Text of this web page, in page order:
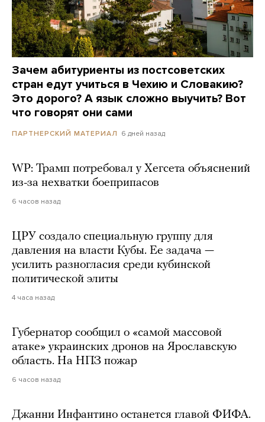
Зачем абитуриенты из постсоветских
стран едут учиться в Чехию и Словакию?
Это дорого? А язык сложно выучить? Вот
что говорят они сами
ПАРТНЕРСКИЙ МАТЕРИАЛ 6 дней назад
WP: Трамп потребовал у Хегсета объяснений
из-за нехватки боеприпасов
6 часов назад
ЦРУ создало специальную группу для
давления на власти Кубы. Ее задача —
усилить разногласия среди кубинской
политической элиты
4 часа назад
Губернатор сообщил о «самой массовой
атаке» украинских дронов на Ярославскую
область. На НПЗ пожар
6 часов назад
Джанни Инфантино останется главой ФИФА.